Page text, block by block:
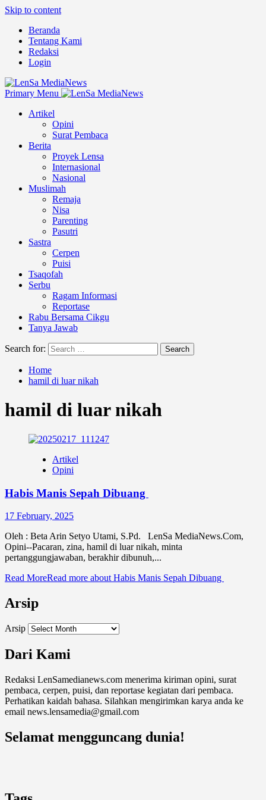
Skip to content
Beranda
Tentang Kami
Redaksi
Login
Primary Menu
Artikel
Opini
Surat Pembaca
Berita
Proyek Lensa
Internasional
Nasional
Muslimah
Remaja
Nisa
Parenting
Pasutri
Sastra
Cerpen
Puisi
Tsaqofah
Serbu
Ragam Informasi
Reportase
Rabu Bersama Cikgu
Tanya Jawab
Search for:
Home
hamil di luar nikah
hamil di luar nikah
Artikel
Opini
Habis Manis Sepah Dibuang
17 February, 2025
Oleh : Beta Arin Setyo Utami, S.Pd. LenSa MediaNews.Com,
Opini--Pacaran, zina, hamil di luar nikah, minta
pertanggungjawaban, berakhir dibunuh,...
Read MoreRead more about Habis Manis Sepah Dibuang
Arsip
Arsip
Dari Kami
Redaksi LenSamedianews.com menerima kiriman opini, surat
pembaca, cerpen, puisi, dan reportase kegiatan dari pembaca.
Perhatikan kaidah bahasa. Silahkan mengirimkan karya anda ke
email news.lensamedia@gmail.com
Selamat mengguncang dunia!